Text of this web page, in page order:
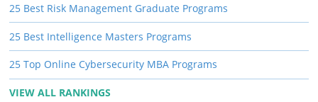
25 Best Risk Management Graduate Programs
25 Best Intelligence Masters Programs
25 Top Online Cybersecurity MBA Programs
VIEW ALL RANKINGS